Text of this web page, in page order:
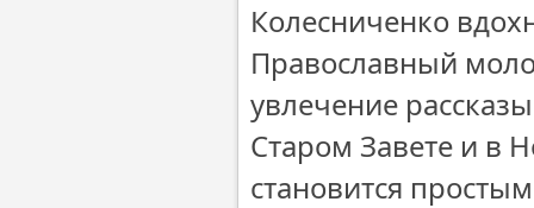
Колесниченко
Православный
увлечение
Старом Завете и в
становится